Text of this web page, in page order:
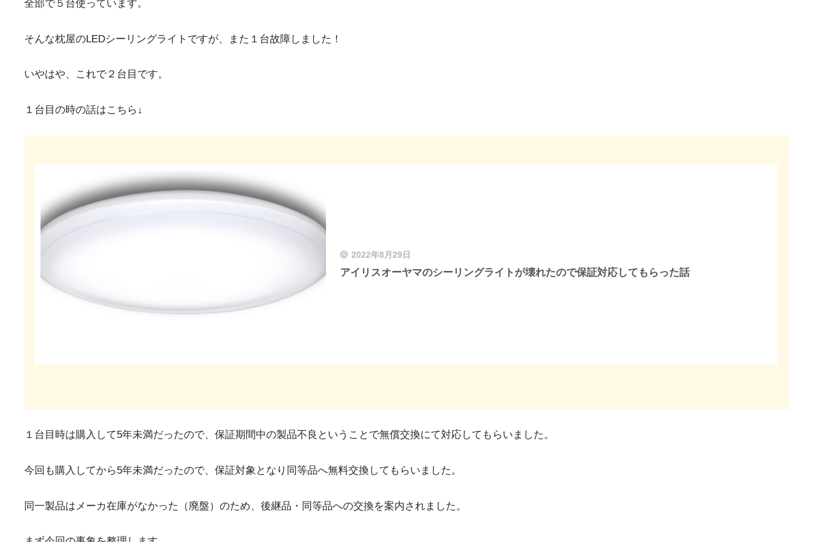
全部で５台使っています。
そんな枕屋のLEDシーリングライトですが、また１台故障しました！
いやはや、これで２台目です。
１台目の時の話はこちら↓
2022年8月29日
アイリスオーヤマのシーリングライトが壊れたので保証対応してもらった話
１台目時は購入して5年未満だったので、保証期間中の製品不良ということで無償交換にて対応してもらいました。
今回も購入してから5年未満だったので、保証対象となり同等品へ無料交換してもらいました。
同一製品はメーカ在庫がなかった（廃盤）のため、後継品・同等品への交換を案内されました。